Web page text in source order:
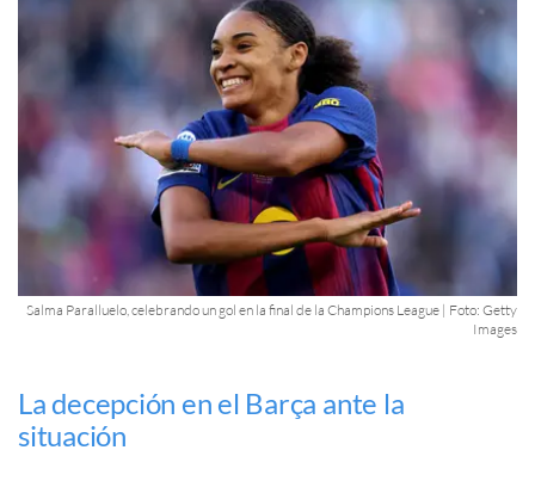
Salma Paralluelo, celebrando un gol en la final de la Champions League | Foto: Getty
Images
La decepción en el Barça ante la
situación